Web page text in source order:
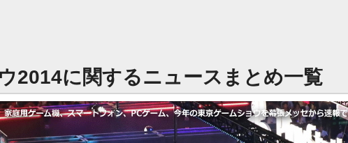
2014に関するニュースまとめ一覧